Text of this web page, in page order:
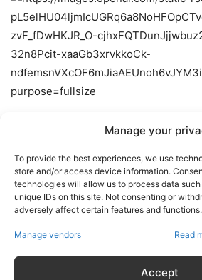
Manage your
To provide the best experiences, we use
store and/or access device information.
technologies will allow us to process data
unique IDs on this site. Not consenting or
adversely affect certain features and functions.
Manage vendors Read
Accept
Le accuse più recenti non